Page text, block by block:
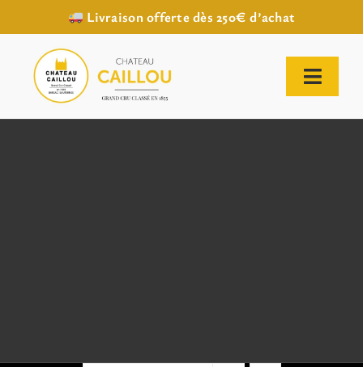
Livraison offerte dès 250€ d’achat
contenu